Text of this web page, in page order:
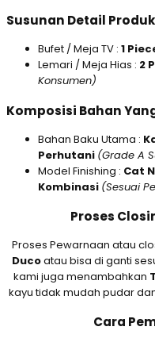
Susunan Detail
Bufet / Meja TV : 1
Lemari / Meja Hias : 2
Konsumen)
Komposisi Bahan
Bahan Baku Utama :
Perhutani (Grade A
Model Finishing : Cat
Kombinasi (Sesuai
Proses
Proses Pewarnaan atau
Ducoatau bisa di ganti
kami juga menambahkan
kayu tidak mudah pudar
Cara